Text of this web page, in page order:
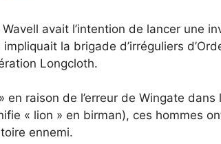
avait l’intention de lancer une
impliquait la brigade d’irréguliers
Longcloth.
en raison de l’erreur de Wingate
« lion » en birman), ces hommes
ennemi.